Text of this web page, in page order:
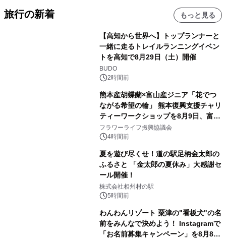
旅行の新着 もっと見る
【高知から世界へ】トップランナーと
一緒に走るトレイルランニングイベン
トを高知で8月29日（土）開催
BUDO
2時間前
熊本産胡蝶蘭×富山産ジニア「花でつ
ながる希望の輪」 熊本復興支援チャリ
ティーワークショップを8月9日、富
山・射水で開催
フラワーライフ振興協議会
4時間前
夏を遊び尽くせ！道の駅足柄金太郎の
ふるさと 「金太郎の夏休み」大感謝セ
ール開催！
株式会社相州村の駅
5時間前
わんわんリゾート 粟津の"看板犬"の名
前をみんなで決めよう！ Instagramで
「お名前募集キャンペーン」を8月8日